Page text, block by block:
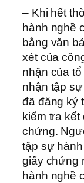
– Khi hết
hành nghề
bằng văn
xét của
nhận của
nhận tập
đã đăng ký
kiểm tra
chứng.
tập sự
giấy chứng
hành nghề